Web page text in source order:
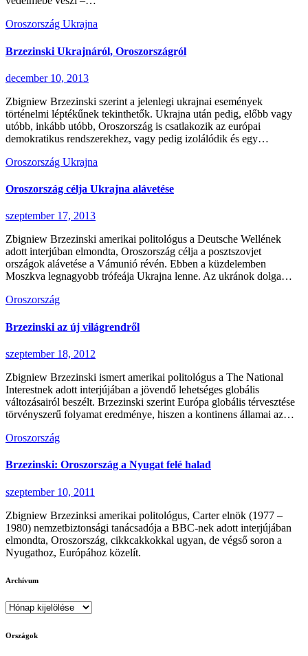
Oroszország Ukrajna
Brzezinski Ukrajnáról, Oroszországról
december 10, 2013
Zbigniew Brzezinski szerint a jelenlegi ukrajnai események
történelmi léptékűnek tekinthetők. Ukrajna után pedig, előbb vagy
utóbb, inkább utóbb, Oroszország is csatlakozik az európai
demokratikus rendszerekhez, vagy pedig izolálódik és egy…
Oroszország Ukrajna
Oroszország célja Ukrajna alávetése
szeptember 17, 2013
Zbigniew Brzezinski amerikai politológus a Deutsche Wellének
adott interjúban elmondta, Oroszország célja a posztszovjet
országok alávetése a Vámunió révén. Ebben a küzdelemben
Moszkva legnagyobb trófeája Ukrajna lenne. Az ukránok dolga…
Oroszország
Brzezinski az új világrendről
szeptember 18, 2012
Zbigniew Brzezinski ismert amerikai politológus a The National
Interestnek adott interjújában a jövendő lehetséges globális
változásairól beszélt. Brzezinski szerint Európa globális térvesztése
törvényszerű folyamat eredménye, hiszen a kontinens államai az…
Oroszország
Brzezinski: Oroszország a Nyugat felé halad
szeptember 10, 2011
Zbigniew Brzezinksi amerikai politológus, Carter elnök (1977 –
1980) nemzetbiztonsági tanácsadója a BBC-nek adott interjújában
elmondta, Oroszország, cikkcakkokkal ugyan, de végső soron a
Nyugathoz, Európához közelít.
Archívum
Archívum
Országok